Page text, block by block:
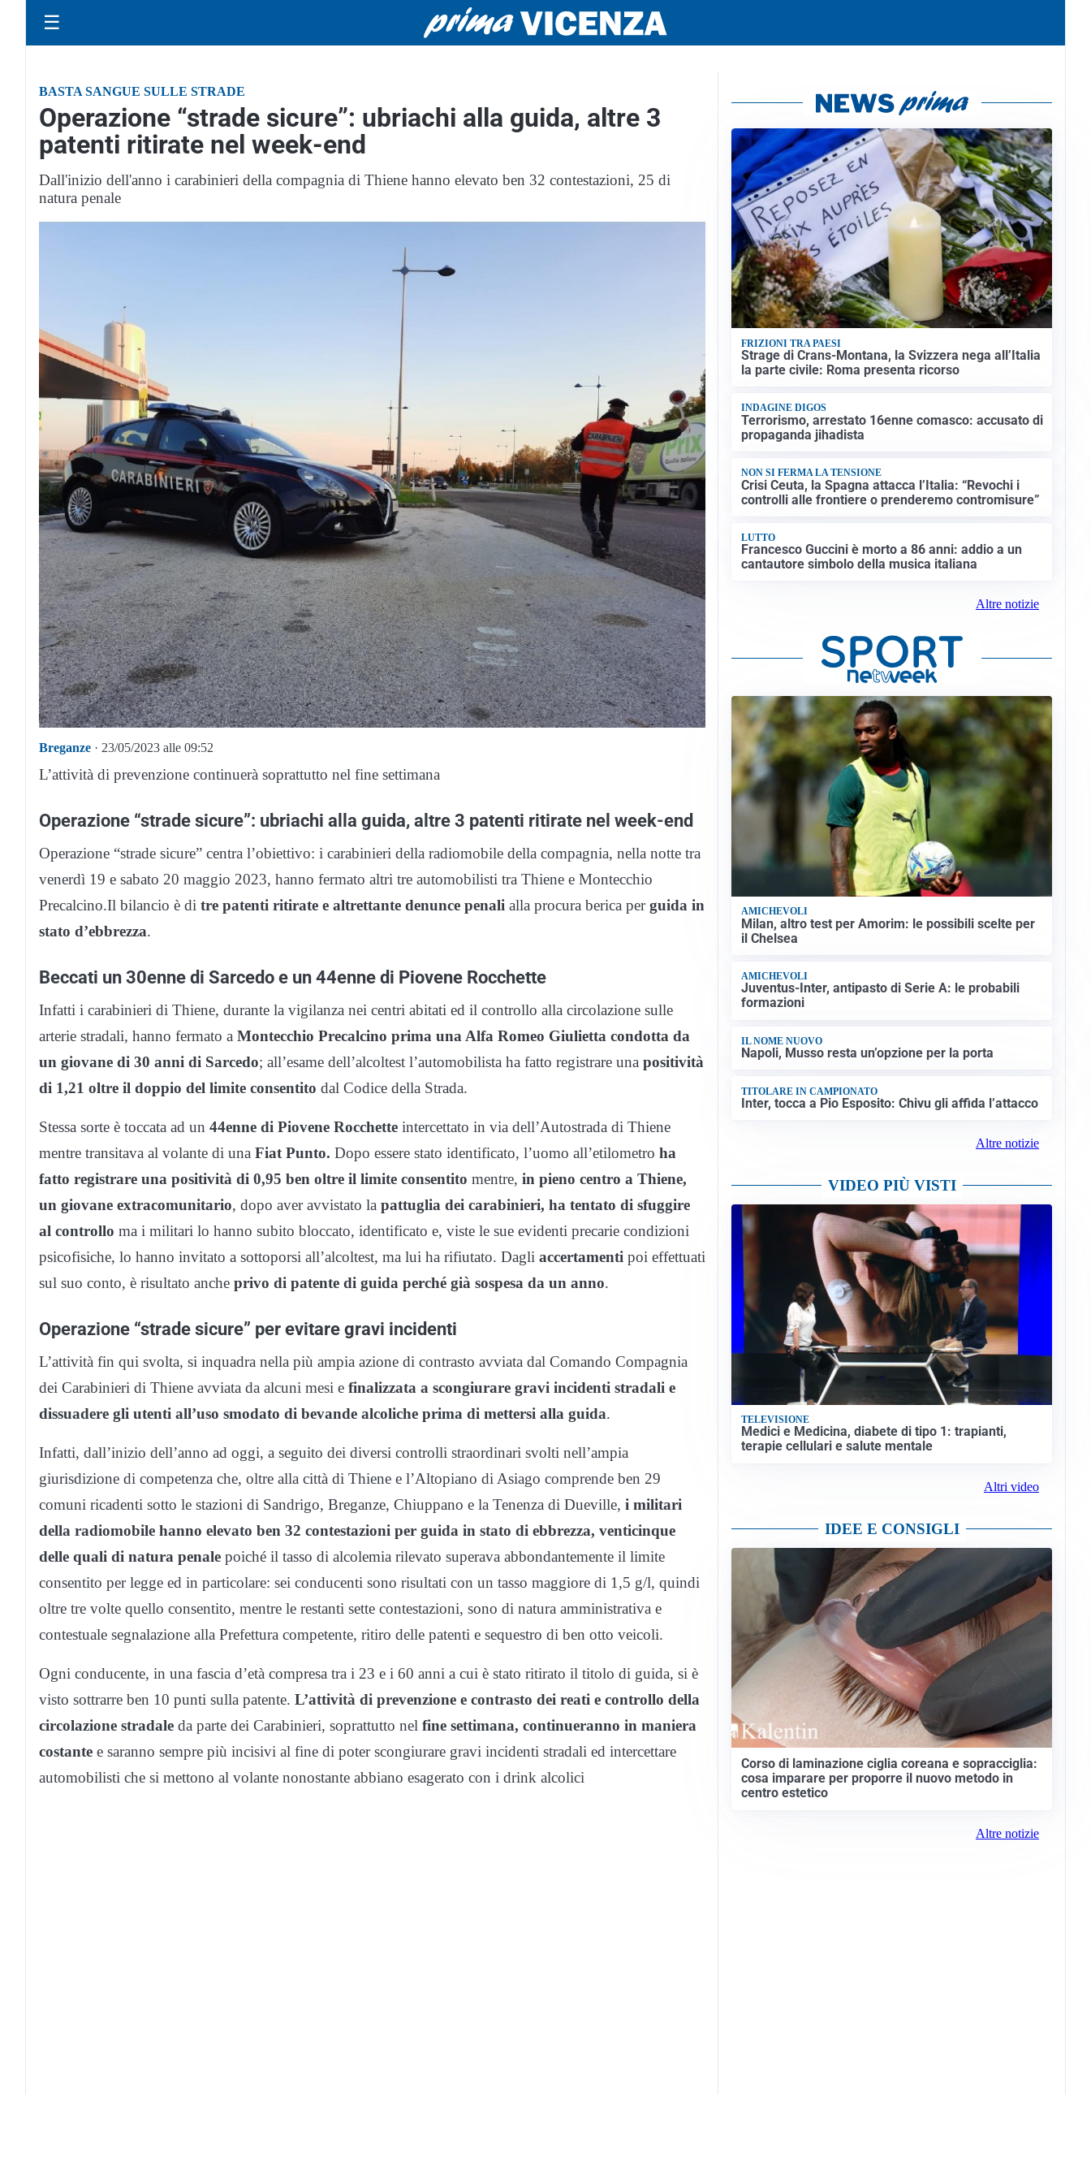
☰
BASTA SANGUE SULLE STRADE
Operazione “strade sicure”: ubriachi alla guida, altre 3
patenti ritirate nel week-end
Dall'inizio dell'anno i carabinieri della compagnia di Thiene hanno elevato ben 32 contestazioni, 25 di
natura penale
Breganze · 23/05/2023 alle 09:52
L’attività di prevenzione continuerà soprattutto nel fine settimana
Operazione “strade sicure”: ubriachi alla guida, altre 3 patenti ritirate nel week-end
Operazione “strade sicure” centra l’obiettivo: i carabinieri della radiomobile della compagnia, nella notte tra
venerdì 19 e sabato 20 maggio 2023, hanno fermato altri tre automobilisti tra Thiene e Montecchio
Precalcino.Il bilancio è di tre patenti ritirate e altrettante denunce penali alla procura berica perguida in
stato d’ebbrezza.
Beccati un 30enne di Sarcedo e un 44enne di Piovene Rocchette
Infatti i carabinieri di Thiene, durante la vigilanza nei centri abitati ed il controllo alla circolazione sulle
arterie stradali, hanno fermato a Montecchio Precalcino prima una Alfa Romeo Giulietta condotta da
un giovane di 30 anni di Sarcedo; all’esame dell’alcoltest l’automobilista ha fatto registrare una positività
di 1,21 oltre il doppio del limite consentito dal Codice della Strada.
Stessa sorte è toccata ad un 44enne di Piovene Rocchette intercettato in via dell’Autostrada di Thiene
mentre transitava al volante di una Fiat Punto. Dopo essere stato identificato, l’uomo all’etilometro ha
fatto registrare una positività di 0,95 ben oltre il limite consentito mentre, in pieno centro a Thiene,
un giovane extracomunitario, dopo aver avvistato la pattuglia dei carabinieri, ha tentato di sfuggire
al controllo ma i militari lo hanno subito bloccato, identificato e, viste le sue evidenti precarie condizioni
psicofisiche, lo hanno invitato a sottoporsi all’alcoltest, ma lui ha rifiutato. Dagli accertamenti poi effettuati
sul suo conto, è risultato anche privo di patente di guida perché già sospesa da un anno.
Operazione “strade sicure” per evitare gravi incidenti
L’attività fin qui svolta, si inquadra nella più ampia azione di contrasto avviata dal Comando Compagnia
dei Carabinieri di Thiene avviata da alcuni mesi e finalizzata a scongiurare gravi incidenti stradali e
dissuadere gli utenti all’uso smodato di bevande alcoliche prima di mettersi alla guida.
Infatti, dall’inizio dell’anno ad oggi, a seguito dei diversi controlli straordinari svolti nell’ampia
giurisdizione di competenza che, oltre alla città di Thiene e l’Altopiano di Asiago comprende ben 29
comuni ricadenti sotto le stazioni di Sandrigo, Breganze, Chiuppano e la Tenenza di Dueville, i militari
della radiomobile hanno elevato ben 32 contestazioni per guida in stato di ebbrezza, venticinque
delle quali di natura penale poiché il tasso di alcolemia rilevato superava abbondantemente il limite
consentito per legge ed in particolare: sei conducenti sono risultati con un tasso maggiore di 1,5 g/l, quindi
oltre tre volte quello consentito, mentre le restanti sette contestazioni, sono di natura amministrativa e
contestuale segnalazione alla Prefettura competente, ritiro delle patenti e sequestro di ben otto veicoli.
Ogni conducente, in una fascia d’età compresa tra i 23 e i 60 anni a cui è stato ritirato il titolo di guida, si è
visto sottrarre ben 10 punti sulla patente. L’attività di prevenzione e contrasto dei reati e controllo della
circolazione stradale da parte dei Carabinieri, soprattutto nel fine settimana, continueranno in maniera
costante e saranno sempre più incisivi al fine di poter scongiurare gravi incidenti stradali ed intercettare
automobilisti che si mettono al volante nonostante abbiano esagerato con i drink alcolici
FRIZIONI TRA PAESI
Strage di Crans-Montana, la Svizzera nega all’Italia
la parte civile: Roma presenta ricorso
INDAGINE DIGOS
Terrorismo, arrestato 16enne comasco: accusato di
propaganda jihadista
NON SI FERMA LA TENSIONE
Crisi Ceuta, la Spagna attacca l’Italia: “Revochi i
controlli alle frontiere o prenderemo contromisure”
LUTTO
Francesco Guccini è morto a 86 anni: addio a un
cantautore simbolo della musica italiana
Altre notizie
AMICHEVOLI
Milan, altro test per Amorim: le possibili scelte per
il Chelsea
AMICHEVOLI
Juventus-Inter, antipasto di Serie A: le probabili
formazioni
IL NOME NUOVO
Napoli, Musso resta un’opzione per la porta
TITOLARE IN CAMPIONATO
Inter, tocca a Pio Esposito: Chivu gli affida l’attacco
Altre notizie
VIDEO PIÙ VISTI
TELEVISIONE
Medici e Medicina, diabete di tipo 1: trapianti,
terapie cellulari e salute mentale
Altri video
IDEE E CONSIGLI
Corso di laminazione ciglia coreana e sopracciglia:
cosa imparare per proporre il nuovo metodo in
centro estetico
Altre notizie